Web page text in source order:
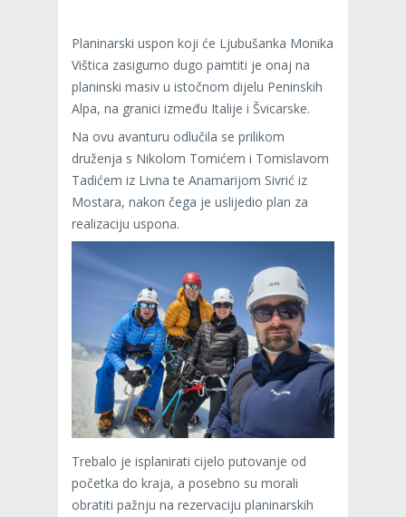
Planinarski uspon koji će Ljubušanka Monika
Vištica zasigurno dugo pamtiti je onaj na
planinski masiv u istočnom dijelu Peninskih
Alpa, na granici između Italije i Švicarske.
Na ovu avanturu odlučila se prilikom
druženja s Nikolom Tomićem i Tomislavom
Tadićem iz Livna te Anamarijom Sivrić iz
Mostara, nakon čega je uslijedio plan za
realizaciju uspona.
Trebalo je isplanirati cijelo putovanje od
početka do kraja, a posebno su morali
obratiti pažnju na rezervaciju planinarskih